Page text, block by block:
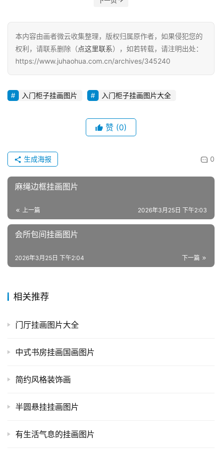
本内容由画者微云收集整理，版权归属原作者，如果侵犯您的
权利，请联系删除（点这里联系），如若转载，请注明出处：
https://www.juhaohua.com.cn/archives/345240
入门柜子挂画图片 入门柜子挂画图片大全
赞 (0)
0
生成海报
麻绳边框挂画图片
上一篇 2026年3月25日 下午2:03
会所包间挂画图片
下一篇
2026年3月25日 下午2:04
相关推荐
门厅挂画图片大全
中式书房挂画国画图片
简约风格装饰画
半圆悬挂挂画图片
有生活气息的挂画图片